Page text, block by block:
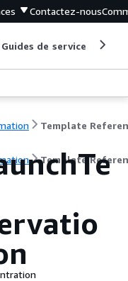
Contactez-nous
Guides de service
Template
Template